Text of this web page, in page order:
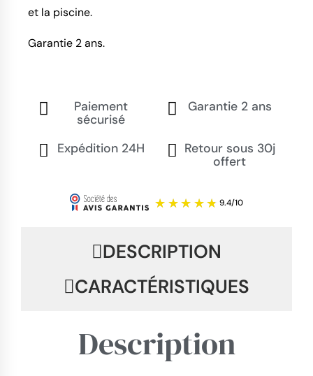
et la piscine.
Garantie 2 ans.
Paiement
sécurisé
Garantie 2 ans
Expédition 24H
Retour sous 30j
offert
DESCRIPTION
CARACTÉRISTIQUES
Description